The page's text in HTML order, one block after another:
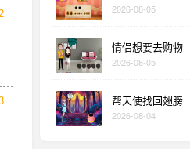
2026-08-05
情侣想要去购物
2026-08-05
帮天使找回翅膀
2026-08-04